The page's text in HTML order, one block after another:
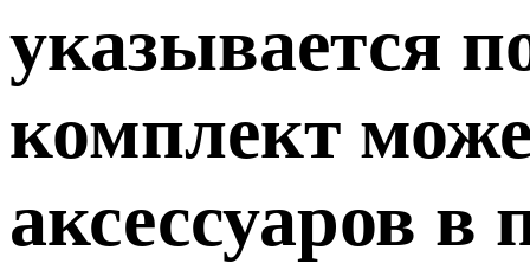
указывается
комплект
аксессуаров в